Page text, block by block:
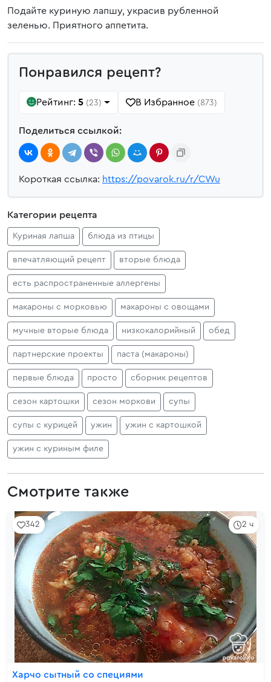
Подайте куриную лапшу, украсив рубленной
зеленью. Приятного аппетита.
Понравился рецепт?
Рейтинг: 5 (23) В Избранное (873)
Поделиться ссылкой:
Короткая ссылка: https://povarok.ru/r/CWu
Категории рецепта
Куриная лапша блюда из птицы
впечатляющий рецепт вторые блюда
есть распространенные аллергены
макароны с морковью макароны с овощами
мучные вторые блюда низкокалорийный обед
партнерские проекты паста (макароны)
первые блюда просто сборник рецептов
сезон картошки сезон моркови супы
супы с курицей ужин ужин с картошкой
ужин с куриным филе
Смотрите также
2 ч
342
Харчо сытный со специями